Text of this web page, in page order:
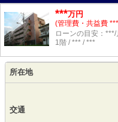
***万円
(管理費・共益費
ローンの目安：***/
1階 / *** / ***
所在地
交通